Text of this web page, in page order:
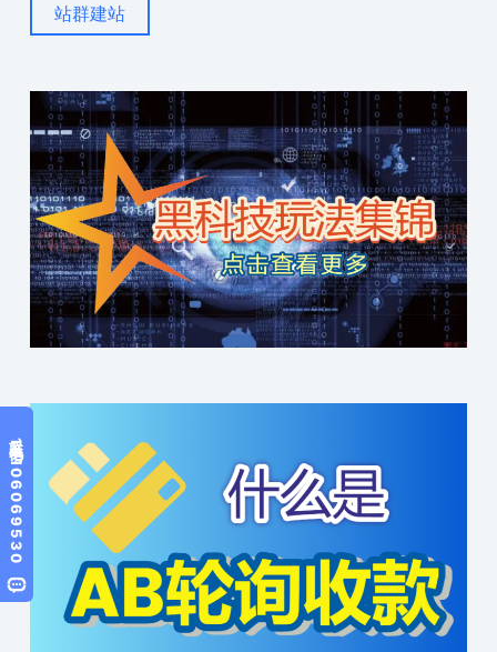
站群建站